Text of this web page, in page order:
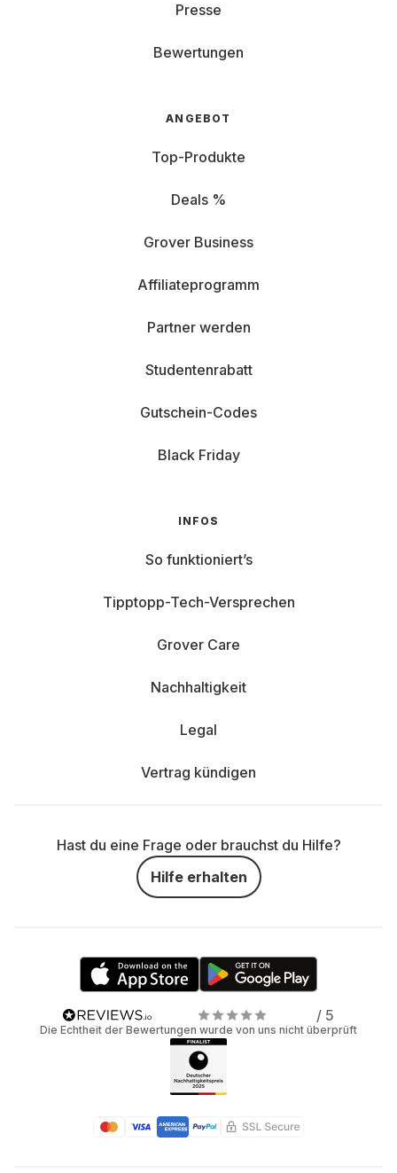
Presse
Bewertungen
ANGEBOT
Top-Produkte
Deals %
Grover Business
Affiliateprogramm
Partner werden
Studentenrabatt
Gutschein-Codes
Black Friday
INFOS
So funktioniert’s
Tipptopp-Tech-Versprechen
Grover Care
Nachhaltigkeit
Legal
Vertrag kündigen
Hast du eine Frage oder brauchst du Hilfe?
Hilfe erhalten
/ 5
Die Echtheit der Bewertungen wurde von uns nicht überprüft